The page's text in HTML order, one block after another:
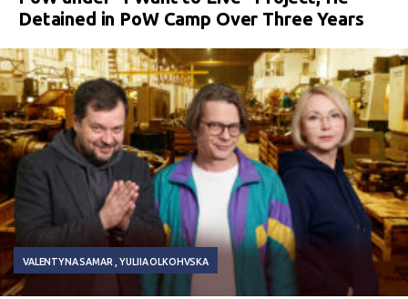
Detained in PoW Camp Over Three Years
VALENTYNA SAMAR YULIIA OLKOHVSKA